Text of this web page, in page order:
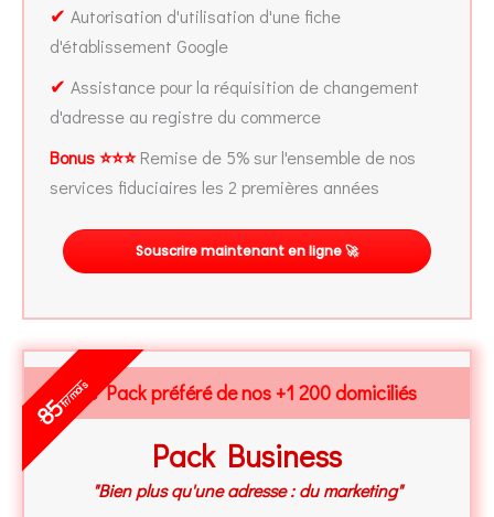
✔ Autorisation d'utilisation d'une fiche
d'établissement Google
✔ Assistance pour la réquisition de changement
d'adresse au registre du commerce
Bonus ⭐⭐⭐Remise de 5% sur l'ensemble de nos
services fiduciaires les 2 premières années
Souscrire maintenant en ligne 🚀
Le Pack préféré de nos +1 200 domiciliés
Pack Business
"Bien plus qu'une adresse : du marketing"
85fr/mois